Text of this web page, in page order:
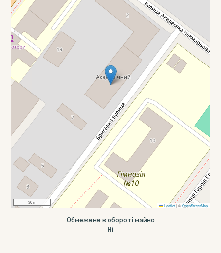
30 m
Leaflet |©OpenStreetMap
Обмежене в обороті майно
Ні